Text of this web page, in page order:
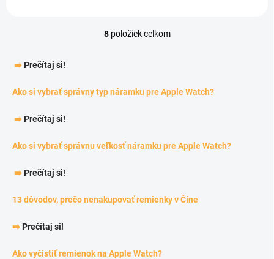
Ovládacie prvky výpisu
8položiek celkom
➡️Prečítaj si!
Ako si vybrať správny typ náramku pre Apple Watch?
➡️Prečítaj si!
Ako si vybrať správnu veľkosť náramku pre Apple Watch?
➡️Prečítaj si!
13 dôvodov, prečo nenakupovať remienky v Číne
➡️Prečítaj si!
Ako vyčistiť remienok na Apple Watch?